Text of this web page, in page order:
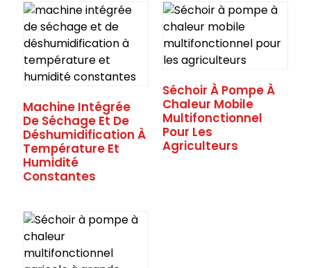
Machine Intégrée
De Séchage Et De
Déshumidification À
Température Et
Humidité
Constantes
Séchoir À Pompe À
Chaleur Mobile
Multifonctionnel
Pour Les
Agriculteurs